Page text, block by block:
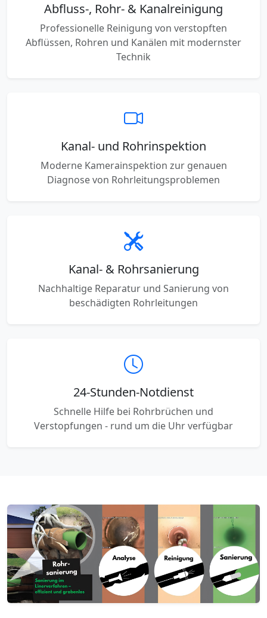
Abfluss-, Rohr- & Kanalreinigung
Professionelle Reinigung von verstopften
Abflüssen, Rohren und Kanälen mit modernster
Technik
Kanal- und Rohrinspektion
Moderne Kamerainspektion zur genauen
Diagnose von Rohrleitungsproblemen
Kanal- & Rohrsanierung
Nachhaltige Reparatur und Sanierung von
beschädigten Rohrleitungen
24-Stunden-Notdienst
Schnelle Hilfe bei Rohrbrüchen und
Verstopfungen - rund um die Uhr verfügbar